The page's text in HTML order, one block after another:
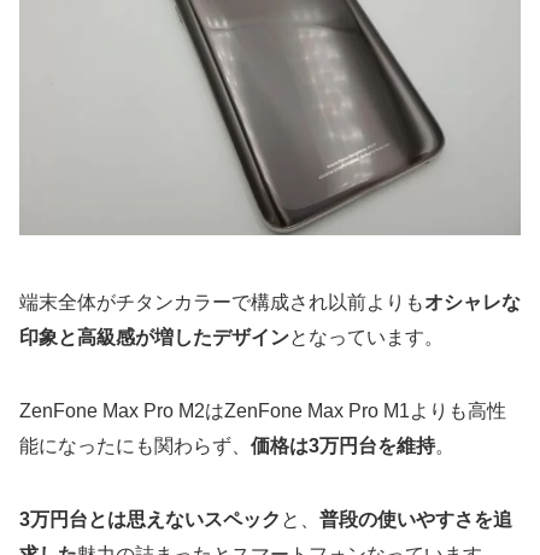
端末全体がチタンカラーで構成され以前よりもオシャレな
印象と高級感が増したデザインとなっています。
ZenFone Max Pro M2はZenFone Max Pro M1よりも高性
能になったにも関わらず、 価格は3万円台を維持。
3万円台とは思えないスペック と、 普段の使いやすさを追